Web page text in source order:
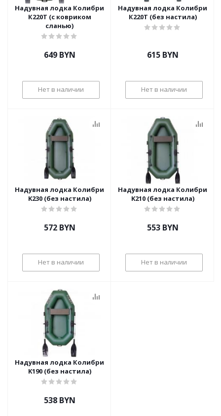
Надувная лодка Колибри
К220Т (с ковриком
сланью)
649BYN
Нет в наличии
Надувная лодка Колибри
К220Т (без настила)
615BYN
Нет в наличии
Надувная лодка Колибри
K230 (без настила)
572BYN
Нет в наличии
Надувная лодка Колибри
K210 (без настила)
553BYN
Нет в наличии
Надувная лодка Колибри
K190 (без настила)
538BYN